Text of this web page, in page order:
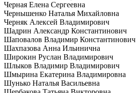
Черная Елена Сергеевна
Чернышенко Наталья Михайловна
Черняк Алексей Владимирович
Шадрин Александр Константинович
Шаповалов Владимир Константинович
Шахпазова Анна Ильинична
Широкин Руслан Владимирович
Шлыков Владимир Владимирович
Шмырина Екатерина Владимировна
Шунько Наталья Васильевна